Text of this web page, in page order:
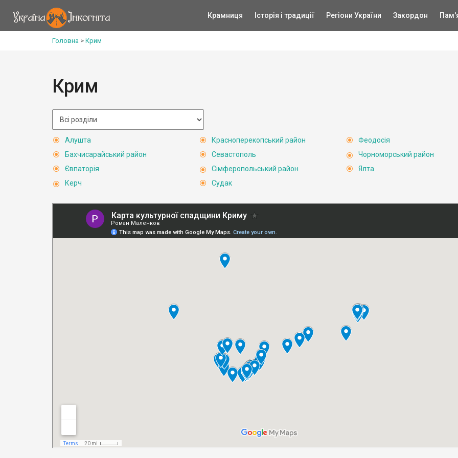
Крамниця Історія і традиції Регіони України Закордон
Головна > Крим
Крим
Алушта
Бахчисарайський район
Євпаторія
Керч
Красноперекопський район
Севастополь
Сімферопольський район
Судак
Феодосія
Чорноморський район
Ялта